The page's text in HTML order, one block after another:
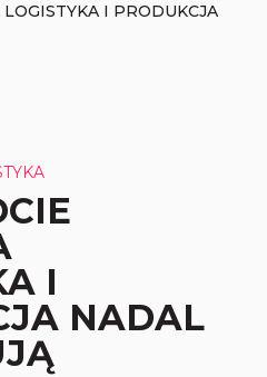
I PRODUKCJA
I
NADAL